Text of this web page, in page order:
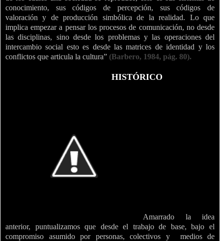
conocimiento, sus códigos de percepción, sus códigos de
valoración y de producción simbólica de la realidad. Lo que
implica empezar a pensar los procesos de comunicación, no desde
las disciplinas, sino desde los problemas y las operaciones del
intercambio social esto es desde las matrices de identidad y los
conflictos que articula la cultura” (Barbero, 1984, pág. 80).
HISTÓRICO
Amarrado la idea
anterior, puntualizamos que desde el trabajo de base, bajo el
compromiso asumido por personas, colectivos y
medios de